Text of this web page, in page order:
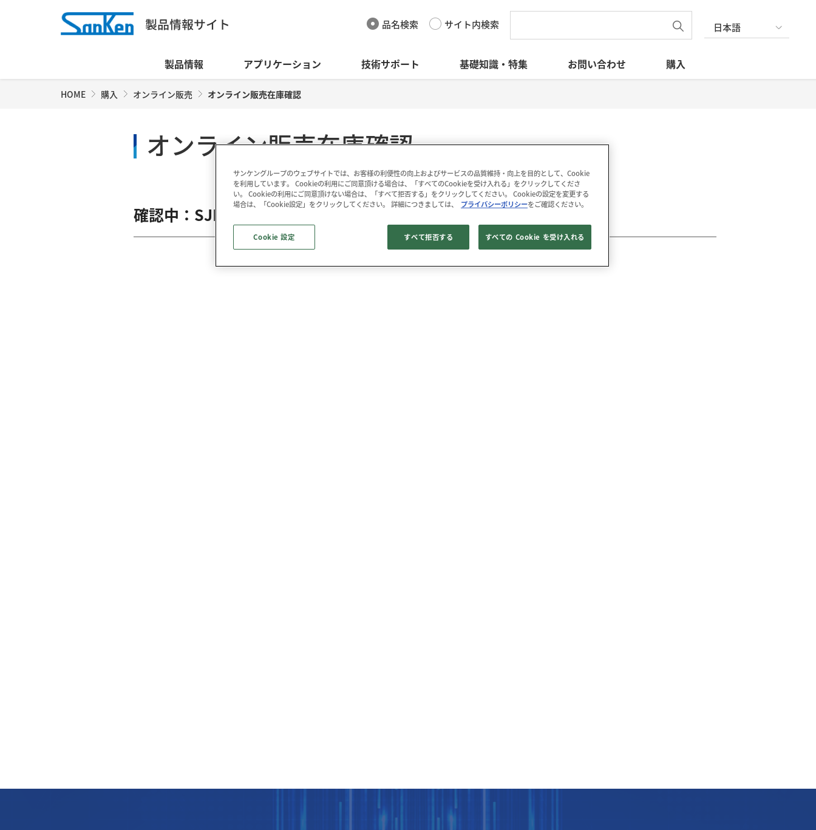
品名検索 サイト内検索 日本語
製品情報 アプリケーション 技術サポート 基礎知識・特集 お問い合わせ 購入
HOME 購入 オンライン販売 オンライン販売在庫確認
オンライン販売在庫確認
確認中：SJPB-L4
サンケングループのウェブサイトでは、お客様の利便性の向上およびサービスの品質維持・向上を目的として、Cookie
を利用しています。 Cookieの利用にご同意頂ける場合は、「すべてのCookieを受け入れる」をクリックしてくださ
い。 Cookieの利用にご同意頂けない場合は、「すべて拒否する」をクリックしてください。 Cookieの設定を変更する
場合は、「Cookie設定」をクリックしてください。 詳細につきましては、
プライバシーポリシーをご確認ください。
すべて拒否する すべての Cookie を受け入れる
Cookie 設定